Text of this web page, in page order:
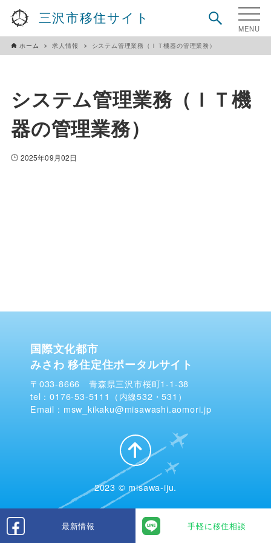
三沢市移住サイト
最新情報 手軽に移住相談
ホーム 求人情報 システム管理業務（ＩＴ機器の管理業務）
システム管理業務（ＩＴ機
器の管理業務）
2025年09月02日
国際文化都市
みさわ 移住定住ポータルサイト
〒033-8666 青森県三沢市桜町1-1-38
tel：0176-53-5111（内線532・531）
Email：msw_kikaku@misawashi.aomori.jp
2023 © misawa-iju.